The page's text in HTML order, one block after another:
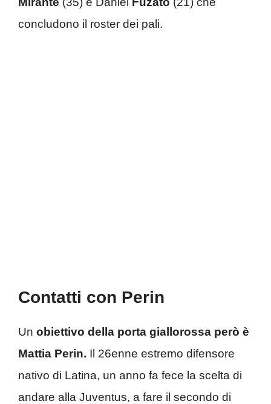
concludono il roster dei pali.
Contatti con Perin
Un obiettivo della porta giallorossa però è
Mattia Perin. Il 26enne estremo difensore
nativo di Latina, un anno fa fece la scelta di
andare alla Juventus, a fare il secondo di